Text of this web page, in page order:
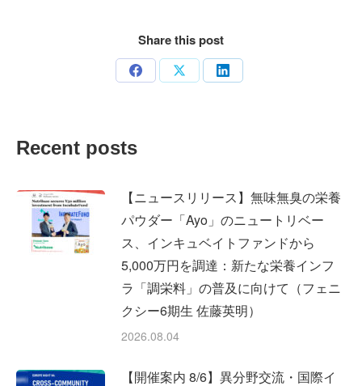
Share this post
Share Share Share
Recent posts
【ニュースリリース】無味無臭の栄養
パウダー「Ayo」のニュートリベー
ス、インキュベイトファンドから
5,000万円を調達：新たな栄養インフ
ラ「調栄料」の普及に向けて（フェニ
クシー6期生 佐藤英明）
2026.08.04
【開催案内 8/6】異分野交流・国際イ